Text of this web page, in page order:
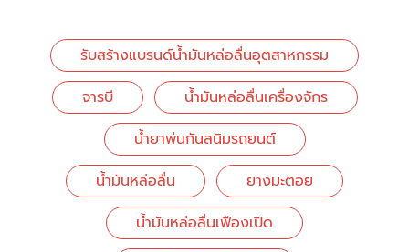
รับสร้างแบรนด์น้ำมันหล่อลื่นอุตสาหกรรม
จารบี
น้ำมันหล่อลื่นเครื่องจักร
น้ำยาพ่นกันสนิมรถยนต์
น้ำมันหล่อลื่น
ยางมะตอย
น้ำมันหล่อลื่นเฟืองเปิด